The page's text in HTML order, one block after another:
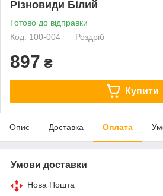
Різновиди Білий
Готово до відправки
Код: 100-004
Роздріб
897 ₴
Купити
Опис Доставка Оплата
Умови доставки
Нова Пошта